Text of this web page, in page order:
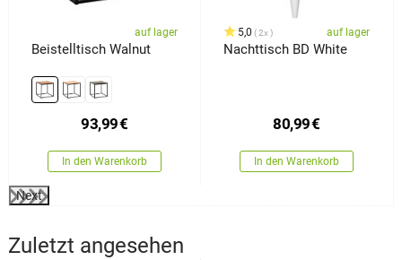
auf lager
Beistelltisch Walnut
93,99€
In den Warenkorb
5,0 2x auf lager
Nachttisch BD White
80,99€
In den Warenkorb
Next
Zuletzt angesehen